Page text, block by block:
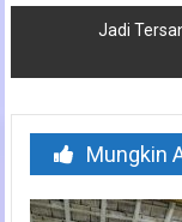
Jadi
Mungkin